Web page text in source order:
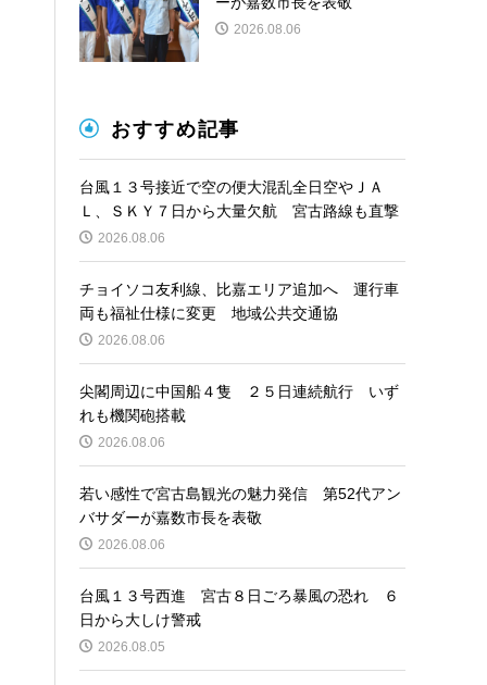
2026.08.06
おすすめ記事
台風１３号接近で空の便大混乱全日空やＪＡ
Ｌ、ＳＫＹ７日から大量欠航 宮古路線も直撃
2026.08.06
チョイソコ友利線、比嘉エリア追加へ 運行車
両も福祉仕様に変更 地域公共交通協
2026.08.06
尖閣周辺に中国船４隻 ２５日連続航行 いず
れも機関砲搭載
2026.08.06
若い感性で宮古島観光の魅力発信 第52代アン
バサダーが嘉数市長を表敬
2026.08.06
台風１３号西進 宮古８日ごろ暴風の恐れ ６
日から大しけ警戒
2026.08.05